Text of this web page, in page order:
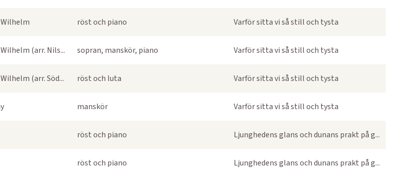
röst och piano Varför sitta vi så still och tysta
(arr. Nils... sopran, manskör, piano Varför sitta vi så still och tysta
(arr. Söd... röst och luta Varför sitta vi så still och tysta
manskör Varför sitta vi så still och tysta
röst och piano Ljunghedens glans och dunans prakt på g...
röst och piano Ljunghedens glans och dunans prakt på g...